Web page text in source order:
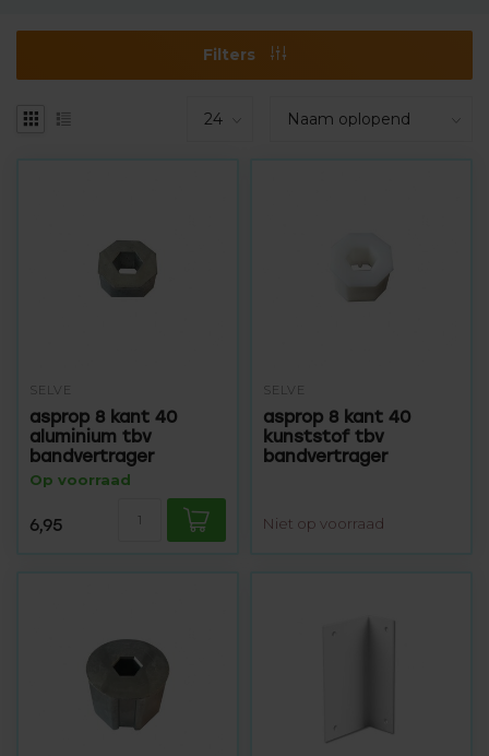
Filters
SELVE
asprop 8 kant 40
aluminium tbv
bandvertrager
Op voorraad
6,95
SELVE
asprop 8 kant 40
kunststof tbv
bandvertrager
Niet op voorraad